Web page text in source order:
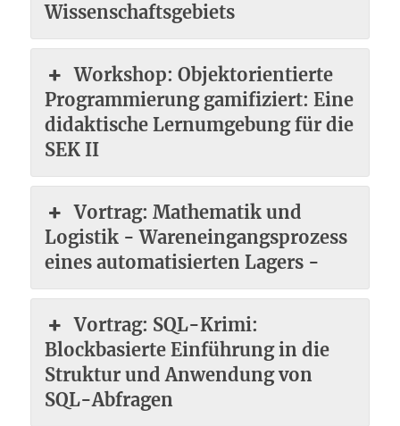
Wissenschaftsgebiets
Workshop: Objektorientierte
Programmierung gamifiziert: Eine
didaktische Lernumgebung für die
SEK II
Vortrag: Mathematik und
Logistik - Wareneingangsprozess
eines automatisierten Lagers -
Vortrag: SQL-Krimi:
Blockbasierte Einführung in die
Struktur und Anwendung von
SQL-Abfragen